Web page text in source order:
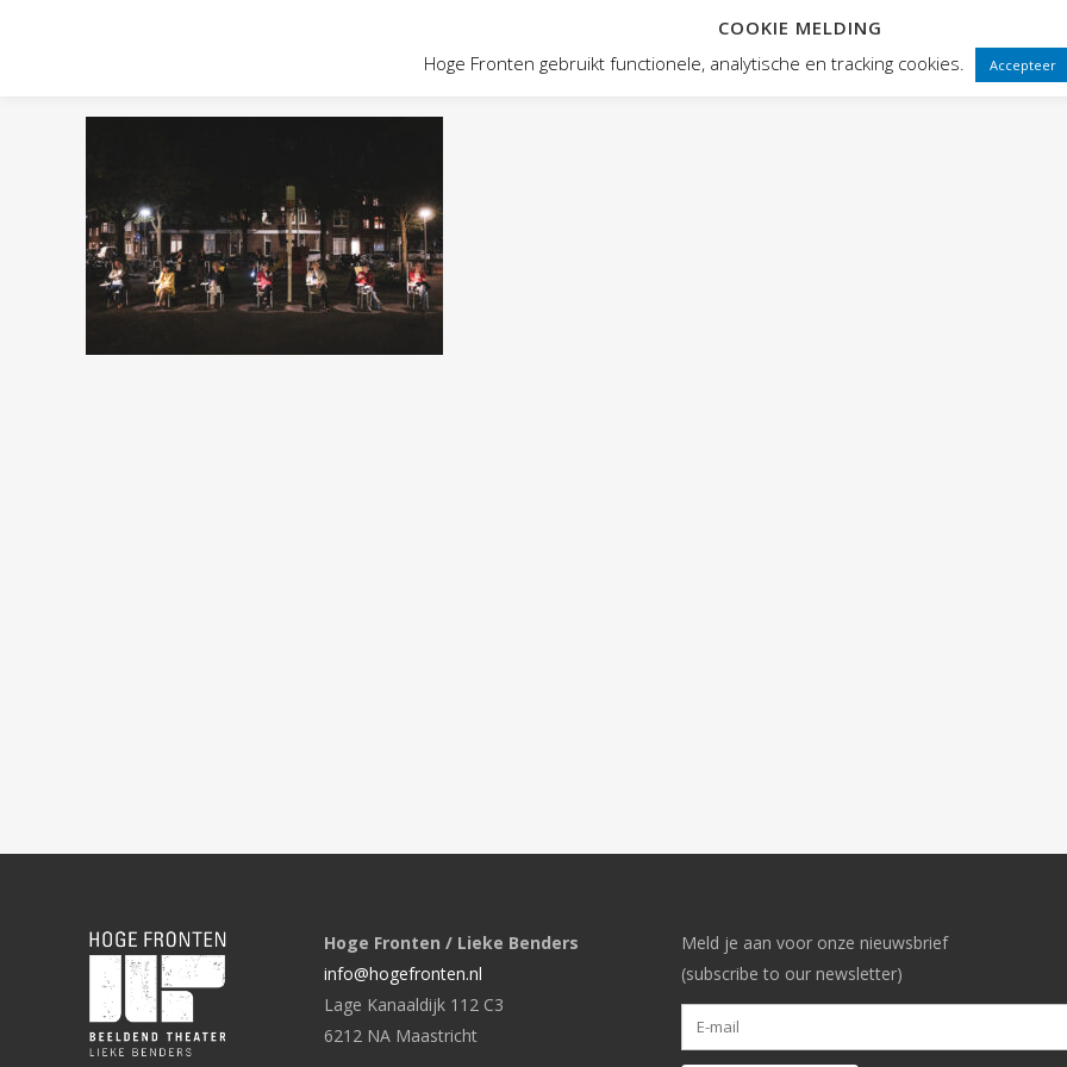
VOORSTELLINGEN PUBLIEKSWERKING
Hoge Fronten / Lieke Benders
info@hogefronten.nl
Lage Kanaaldijk 112 C3
6212 NA Maastricht
Meld je aan voor onze nieuwsbrief
(subscribe to our newsletter)
COOKIE MELDING
Hoge Fronten gebruikt functionele, analytische en tracking cookies.
Accepteer